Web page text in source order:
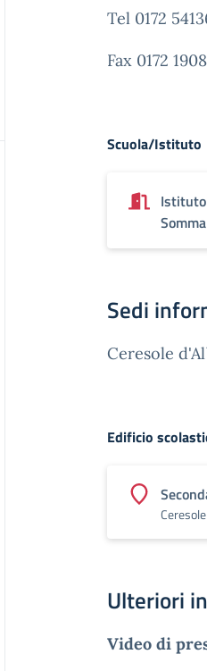
Tel 0172
Fax 0172
Scuola/Istituto
Sedi
Ceresole
Edificio
Ulteriori
Video di